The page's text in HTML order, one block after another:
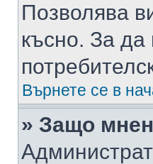
Позволява
късно. За да
Върнете се в
» Защо